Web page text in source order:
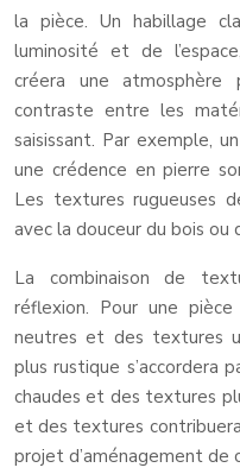
la pièce. Un habillage
luminosité et de
créera une
contraste entre les
saisissant. Par exemple,
une crédence en pierre
Les textures rugueuses
avec la douceur du bois ou
La combinaison de
réflexion. Pour une
neutres et des textures
plus rustique s’accordera
chaudes et des textures
et des textures
projet d’aménagement de